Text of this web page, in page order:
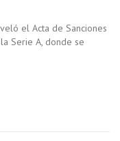
el Acta de Sanciones
Serie A, donde se